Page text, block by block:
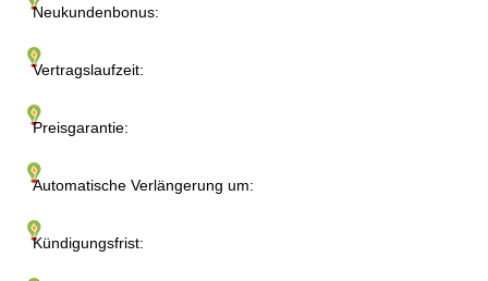
Neukundenbonus:
Vertragslaufzeit:
Preisgarantie:
Automatische Verlängerung um:
Kündigungsfrist: